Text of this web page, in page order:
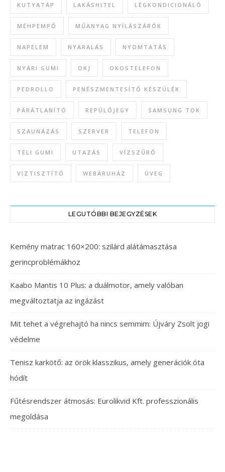
KUTYATÁP LAKÁSHITEL LÉGKONDICIONÁLÓ
MÉHPEMPŐ MŰANYAG NYÍLÁSZÁRÓK
NAPELEM NYARALÁS NYOMTATÁS
NYÁRI GUMI OKJ OKOSTELEFON
PEDROLLO PENÉSZMENTESÍTŐ KÉSZÜLÉK
PÁRÁTLANÍTÓ REPÜLŐJEGY SAMSUNG TOK
SZAUNÁZÁS SZERVER TELEFON
TÉLI GUMI UTAZÁS VÍZSZŰRŐ
VÍZTISZTÍTÓ WEBÁRUHÁZ ÜVEG
LEGUTÓBBI BEJEGYZÉSEK
Kemény matrac 160×200: szilárd alátámasztása
gerincproblémákhoz
Kaabo Mantis 10 Plus: a duálmotor, amely valóban
megváltoztatja az ingázást
Mit tehet a végrehajtó ha nincs semmim: Újváry Zsolt jogi
védelme
Tenisz karkötő: az örök klasszikus, amely generációk óta
hódít
Fűtésrendszer átmosás: Eurolikvid Kft. professzionális
megoldása